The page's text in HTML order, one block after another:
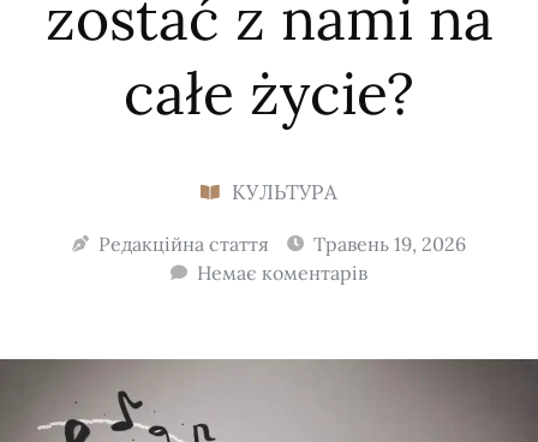
zostać z nami na
całe życie?
КУЛЬТУРА
Редакційна стаття
Травень 19, 2026
Немає коментарів